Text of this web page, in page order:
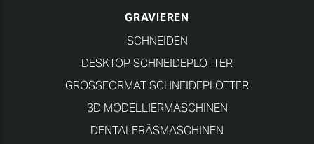
GRAVIEREN
SCHNEIDEN
DESKTOP SCHNEIDEPLOTTER
GROSSFORMAT SCHNEIDEPLOTTER
3D MODELLIERMASCHINEN
DENTALFRÄSMASCHINEN